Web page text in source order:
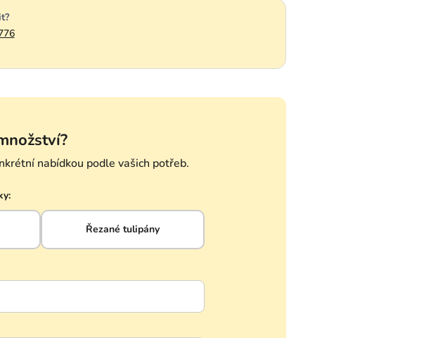
nabídkou podle vašich potřeb.
Řezané tulipány